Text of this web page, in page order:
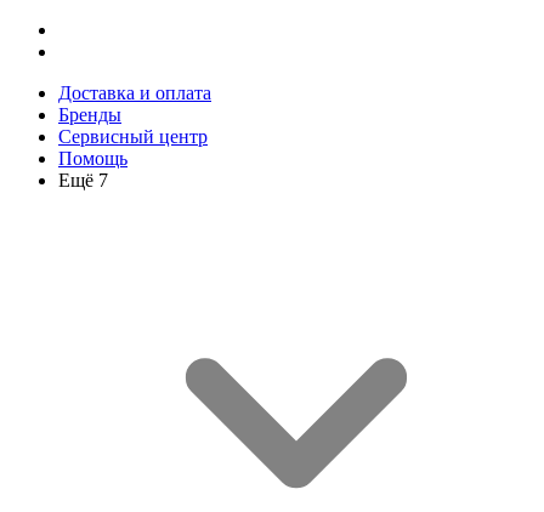
Доставка и оплата
Бренды
Сервисный центр
Помощь
Ещё 7